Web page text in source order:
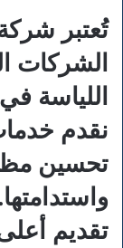
تُعتبر
الشركات
اللياسة
نقدم
تحسين
تقديم